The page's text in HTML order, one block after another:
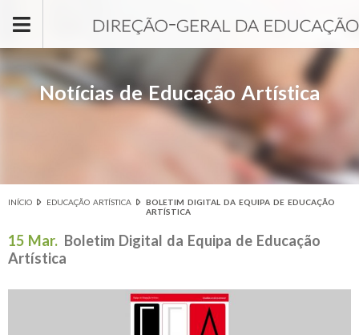
Notícias de Educação Artística
Está aqui
INÍCIO EDUCAÇÃO ARTÍSTICA
BOLETIM DIGITAL DA EQUIPA DE EDUCAÇÃO
ARTÍSTICA
15 Mar. Boletim Digital da Equipa de Educação
Artística